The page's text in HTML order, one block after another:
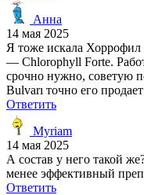
Анна
14 мая 2025
Я тоже искала Хоррофил
— Chlorophyll Forte.
срочно нужно, советую
Bulvarı точно его продает
Ответить
Myriam
14 мая 2025
А состав у него такой
менее эффективный
Ответить